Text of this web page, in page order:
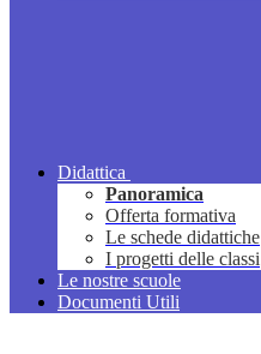
Didattica
Panoramica
Offerta formativa
Le schede didattiche
I progetti delle classi
Le nostre scuole
Documenti Utili